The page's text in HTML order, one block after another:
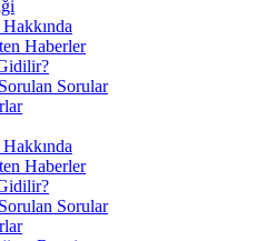
Haberler
Sorular
Haberler
Sorular